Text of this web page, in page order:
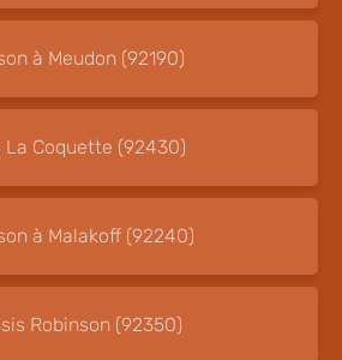
à Meudon (92190)
La Coquette (92430)
à Malakoff (92240)
Robinson (92350)